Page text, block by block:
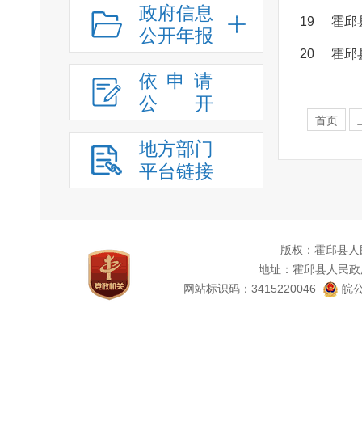
政府信息
公开年报
依申请
公
开
地方部门
平台链接
19 霍邱
20 霍邱
首页
版权：霍邱县
地址：霍邱县人民
网站标识码：3415220046
皖